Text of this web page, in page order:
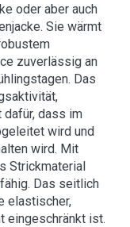
oder aber auch
Sie wärmt
zuverlässig an
Das
dafür, dass im
wird und
wird. Mit
Strickmaterial
Das seitlich
elastischer,
eingeschränkt ist.